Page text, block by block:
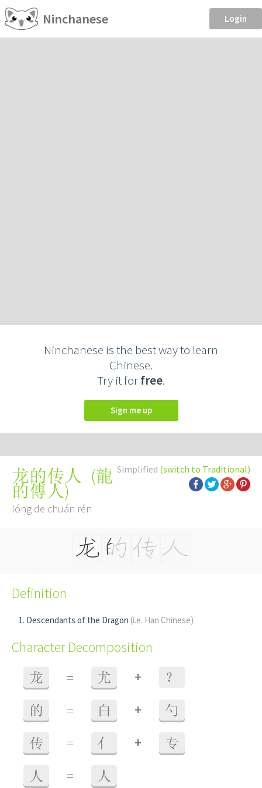
Ninchanese Login
Ninchanese is the best way to learn
Chinese.
Try it forfree.
Sign me up
Simplified (switch to Traditional)
龙的传人 (龍
的傳人)
lóng de chuán rén
Definition
Descendants of the Dragon (i.e. Han Chinese)
Character Decomposition
龙 = 尤 + ？
的 = 白 + 勺
传 = 亻 + 专
人 = 人